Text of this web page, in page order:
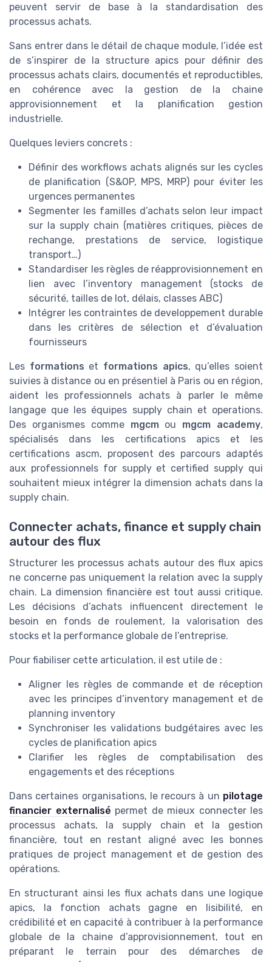
peuvent servir de base à la standardisation des
processus achats.
Sans entrer dans le détail de chaque module, l’idée est
de s’inspirer de la structure apics pour définir des
processus achats clairs, documentés et reproductibles,
en cohérence avec la gestion de la chaine
approvisionnement et la planification gestion
industrielle.
Quelques leviers concrets :
Définir des workflows achats alignés sur les cycles
de planification (S&OP, MPS, MRP) pour éviter les
urgences permanentes
Segmenter les familles d’achats selon leur impact
sur la supply chain (matières critiques, pièces de
rechange, prestations de service, logistique
transport…)
Standardiser les règles de réapprovisionnement en
lien avec l’inventory management (stocks de
sécurité, tailles de lot, délais, classes ABC)
Intégrer les contraintes de developpement durable
dans les critères de sélection et d’évaluation
fournisseurs
Les formations et formations apics, qu’elles soient
suivies à distance ou en présentiel à Paris ou en région,
aident les professionnels achats à parler le même
langage que les équipes supply chain et operations.
Des organismes comme mgcmou mgcm academy,
spécialisés dans les certifications apics et les
certifications ascm, proposent des parcours adaptés
aux professionnels for supply et certified supply qui
souhaitent mieux intégrer la dimension achats dans la
supply chain.
Connecter achats, finance et supply chain
autour des flux
Structurer les processus achats autour des flux apics
ne concerne pas uniquement la relation avec la supply
chain. La dimension financière est tout aussi critique.
Les décisions d’achats influencent directement le
besoin en fonds de roulement, la valorisation des
stocks et la performance globale de l’entreprise.
Pour fiabiliser cette articulation, il est utile de :
Aligner les règles de commande et de réception
avec les principes d’inventory management et de
planning inventory
Synchroniser les validations budgétaires avec les
cycles de planification apics
Clarifier les règles de comptabilisation des
engagements et des réceptions
Dans certaines organisations, le recours à un pilotage
financier externalisé permet de mieux connecter les
processus achats, la supply chain et la gestion
financière, tout en restant aligné avec les bonnes
pratiques de project management et de gestion des
opérations.
En structurant ainsi les flux achats dans une logique
apics, la fonction achats gagne en lisibilité, en
crédibilité et en capacité à contribuer à la performance
globale de la chaine d’approvisionnement, tout en
préparant le terrain pour des démarches de